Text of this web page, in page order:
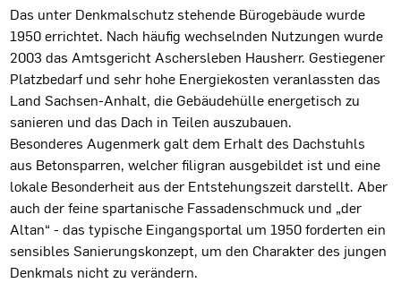
Das unter Denkmalschutz stehende Bürogebäude wurde
1950 errichtet. Nach häufig wechselnden Nutzungen wurde
2003 das Amtsgericht Aschersleben Hausherr. Gestiegener
Platzbedarf und sehr hohe Energiekosten veranlassten das
Land Sachsen-Anhalt, die Gebäudehülle energetisch zu
sanieren und das Dach in Teilen auszubauen.
Besonderes Augenmerk galt dem Erhalt des Dachstuhls
aus Betonsparren, welcher filigran ausgebildet ist und eine
lokale Besonderheit aus der Entstehungszeit darstellt. Aber
auch der feine spartanische Fassadenschmuck und „der
Altan“ - das typische Eingangsportal um 1950 forderten ein
sensibles Sanierungskonzept, um den Charakter des jungen
Denkmals nicht zu verändern.